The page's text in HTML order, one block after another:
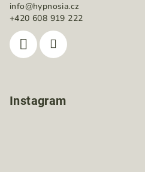
info@hypnosia.cz
+420 608 919 222
Instagram